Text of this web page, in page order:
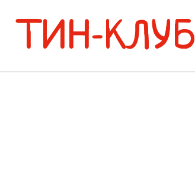
ТИН-КЛУБ